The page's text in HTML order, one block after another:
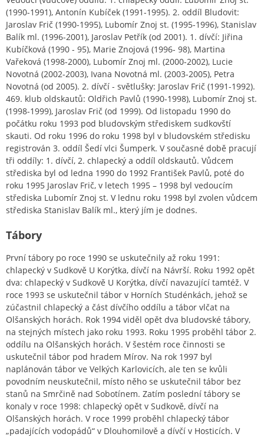
(1990-1991), Antonín Kubíček (1991-1995). 2. oddíl Bludovit:
Jaroslav Frič (1990-1995), Lubomír Znoj st. (1995-1996), Stanislav
Balík ml. (1996-2001), Jaroslav Petřík (od 2001). 1. dívčí: Jiřina
Kubíčková (1990 - 95), Marie Znojová (1996- 98), Martina
Vařeková (1998-2000), Lubomír Znoj ml. (2000-2002), Lucie
Novotná (2002-2003), Ivana Novotná ml. (2003-2005), Petra
Novotná (od 2005). 2. dívčí - světlušky: Jaroslav Frič (1991-1992).
469. klub oldskautů: Oldřich Pavlů (1990-1998), Lubomír Znoj st.
(1998-1999), Jaroslav Frič (od 1999). Od listopadu 1990 do
počátku roku 1993 pod bludovským střediskem sudkovští
skauti. Od roku 1996 do roku 1998 byl v bludovském středisku
registrován 3. oddíl Šedí vlci Šumperk. V současné době pracují
tři oddíly: 1. dívčí, 2. chlapecký a oddíl oldskautů. Vůdcem
střediska byl od ledna 1990 do 1992 František Pavlů, poté do
roku 1995 Jaroslav Frič, v letech 1995 – 1998 byl vedoucím
střediska Lubomír Znoj st. V lednu roku 1998 byl zvolen vůdcem
střediska Stanislav Balík ml., který jím je dodnes.
Tábory
První tábory po roce 1990 se uskutečnily až roku 1991:
chlapecký v Sudkově U Korýtka, dívčí na Návrší. Roku 1992 opět
dva: chlapecký v Sudkově U Korýtka, dívčí navazující tamtéž. V
roce 1993 se uskutečnil tábor v Horních Studénkách, jehož se
zúčastnil chlapecký a část dívčího oddílu a tábor vlčat na
Olšanských horách. Rok 1994 viděl opět dva bludovské tábory,
na stejných místech jako roku 1993. Roku 1995 proběhl tábor 2.
oddílu na Olšanských horách. V šestém roce činnosti se
uskutečnil tábor pod hradem Mírov. Na rok 1997 byl
naplánován tábor ve Velkých Karlovicích, ale ten se kvůli
povodním neuskutečnil, místo něho se uskutečnil tábor bez
stanů na Smrčině nad Sobotínem. Zatím poslední tábory se
konaly v roce 1998: chlapecký opět v Sudkově, dívčí na
Olšanských horách. V roce 1999 proběhl chlapecký tábor
„padajících vodopádů“ v Dlouhomilově a dívčí v Hosticích. V